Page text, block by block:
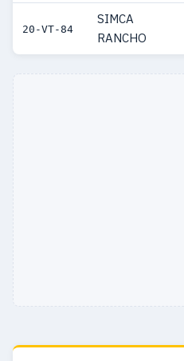
20-VT-84
SIMCA
RANCHO